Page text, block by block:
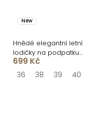
New
Hnědé elegantní letní
lodičky na podpatku
FLEXITA
699 Kč
36 38 39 40